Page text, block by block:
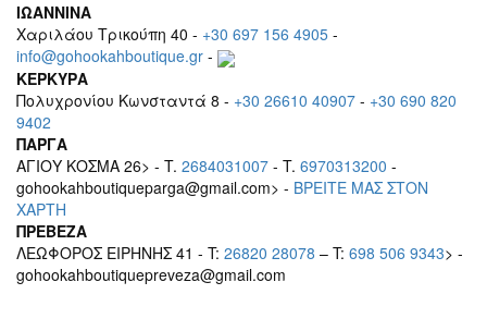
ΙΩΑΝΝΙΝΑ
Χαριλάου Τρικούπη 40 - +30 697 156 4905 -
info@gohookahboutique.gr -
ΚΕΡΚΥΡΑ
Πολυχρονίου Κωνσταντά 8 - +30 26610 40907 - +30 690 820
9402
ΠΑΡΓΑ
ΑΓΙΟΥ ΚΟΣΜΑ 26> - T. 2684031007 - T. 6970313200 -
gohookahboutiqueparga@gmail.com> - BΡEITE MAΣ ΣΤΟΝ
ΧΑΡΤΗ
ΠΡΕΒΕΖΑ
ΛΕΩΦΟΡΟΣ ΕΙΡΗΝΗΣ 41 - T: 26820 28078 – T: 698 506 9343> -
gohookahboutiquepreveza@gmail.com